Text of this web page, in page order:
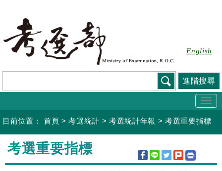
要
容
English
進階搜尋
目前位置： 首頁 >考選統計 >考選統計年報 >考選重要指標
考選重要指標